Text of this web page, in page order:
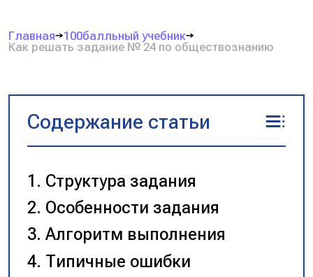
Главная
100балльный учебник
Как решать задание № 24 по обществознанию
Содержание статьи
Структура задания
Особенности задания
Алгоритм выполнения
Типичные ошибки